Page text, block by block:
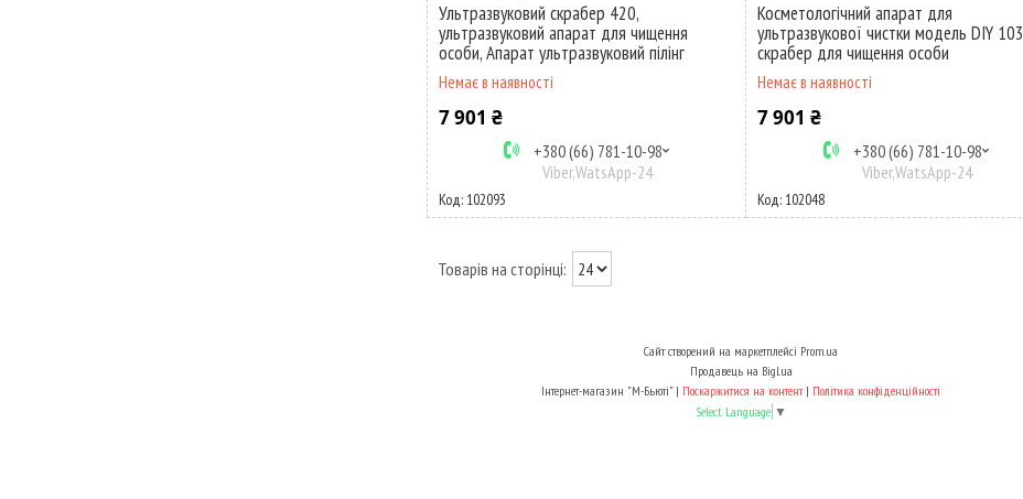
Ультразвуковий скрабер 420,
ультразвуковий апарат для чищення
особи, Апарат ультразвуковий пілінг
Немає в наявності
7 901 ₴
+380 (66) 781-10-98
Viber,WatsApp-24
102093
Косметологічний апарат для
ультразвукової чистки модель DIY 103
скрабер для чищення особи
Немає в наявності
7 901 ₴
+380 (66) 781-10-98
Viber,WatsApp-24
102048
Сайт створений на маркетплейсі Prom.ua
Продавець на Bigl.ua
Інтернет-магазин "М-Бьюті" | Поскаржитися на контент | Політика конфіденційності
Select Language ▼